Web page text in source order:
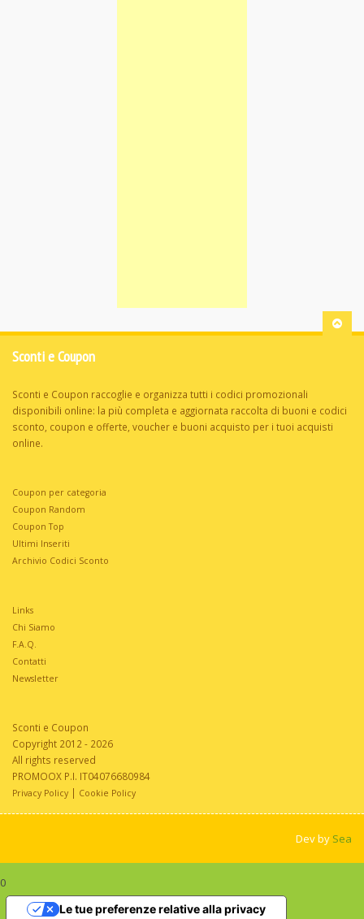
Sconti e Coupon
Sconti e Coupon raccoglie e organizza tutti i codici promozionali
disponibili online: la più completa e aggiornata raccolta di buoni e codici
sconto, coupon e offerte, voucher e buoni acquisto per i tuoi acquisti
online.
Coupon per categoria
Coupon Random
Coupon Top
Ultimi Inseriti
Archivio Codici Sconto
Links
Chi Siamo
F.A.Q.
Contatti
Newsletter
Sconti e Coupon
Copyright 2012 - 2026
All rights reserved
PROMOOX P.I. IT04076680984
Privacy Policy | Cookie Policy
Dev by Sea
0
Le tue preferenze relative alla privacy